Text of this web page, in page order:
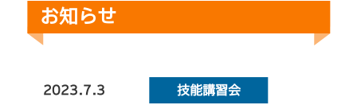
お知らせ
2023.7.3 技能講習会